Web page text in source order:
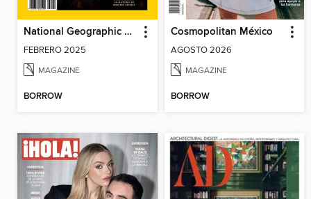
National Geographic México
FEBRERO 2025
MAGAZINE
BORROW
Cosmopolitan México
AGOSTO 2026
MAGAZINE
BORROW